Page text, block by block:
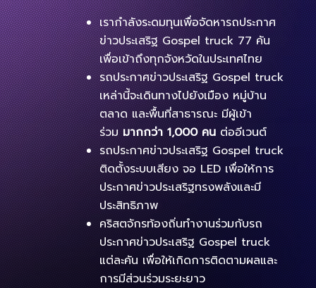
เรากำลังระดมทุนเพื่อจัดหารถประกาศ
ข่าวประเสริฐ Gospel truck 77 คัน
เพื่อเข้าถึงทุกจังหวัดในประเทศไทย
รถประกาศข่าวประเสริฐ Gospel truck
เหล่านี้จะเดินทางไปยังเมือง หมู่บ้าน
ตลาด และพื้นที่สาธารณะ มีผู้เข้า
ร่วม มากกว่า 1,000 คน ต่ออีเวนต์
รถประกาศข่าวประเสริฐ Gospel truck
ติดตั้งระบบเสียง จอ LED เพื่อให้การ
ประกาศข่าวประเสริฐทรงพลังและมี
ประสิทธิภาพ
คริสตจักรท้องถิ่นทำงานร่วมกับรถ
ประกาศข่าวประเสริฐ Gospel truck
แต่ละคัน เพื่อให้เกิดการติดตามผลและ
การมีส่วนร่วมระยะยาว